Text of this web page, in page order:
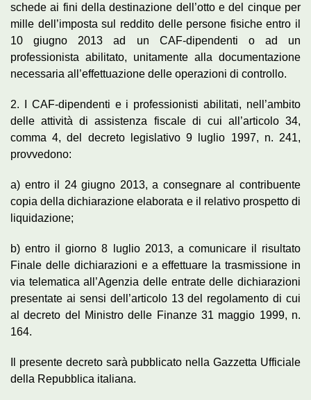
schede ai fini della destinazione dell’otto e del cinque per
mille dell’imposta sul reddito delle persone fisiche entro il
10 giugno 2013 ad un CAF-dipendenti o ad un
professionista abilitato, unitamente alla documentazione
necessaria all’effettuazione delle operazioni di controllo.
2. I CAF-dipendenti e i professionisti abilitati, nell’ambito
delle attività di assistenza fiscale di cui all’articolo 34,
comma 4, del decreto legislativo 9 luglio 1997, n. 241,
provvedono:
a) entro il 24 giugno 2013, a consegnare al contribuente
copia della dichiarazione elaborata e il relativo prospetto di
liquidazione;
b) entro il giorno 8 luglio 2013, a comunicare il risultato
Finale delle dichiarazioni e a effettuare la trasmissione in
via telematica all’Agenzia delle entrate delle dichiarazioni
presentate ai sensi dell’articolo 13 del regolamento di cui
al decreto del Ministro delle Finanze 31 maggio 1999, n.
164.
Il presente decreto sarà pubblicato nella Gazzetta Ufficiale
della Repubblica italiana.